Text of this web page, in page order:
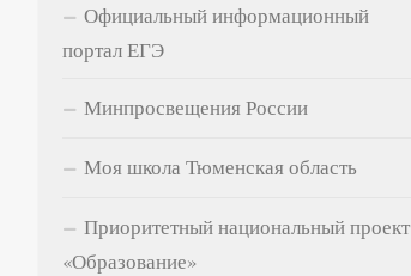
Официальный информационный
портал ЕГЭ
Минпросвещения России
Моя школа Тюменская область
Приоритетный национальный проект
«Образование»